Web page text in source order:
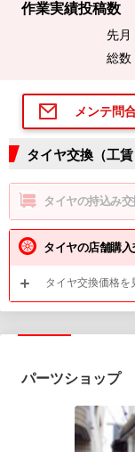
作業実績投稿数
先月
総数
メンテ問
タイヤ交換（工賃
タイヤの持込み交
タイヤの店舗購入
タイヤ交換価格を
パーツショップ